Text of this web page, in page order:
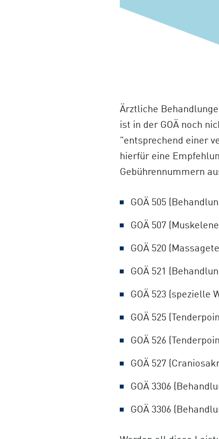
Ärztliche
ist in der GOÄ noch
"entsprechend einer
hierfür eine
Gebührennummern
GOÄ 505
GOÄ 507
GOÄ 520
GOÄ 521
GOÄ 523 (spezielle
GOÄ 525
GOÄ 526
GOÄ 527
GOÄ 3306
GOÄ 3306